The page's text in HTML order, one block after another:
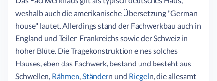
weshalb auch die amerikanische Übersetzung "German
house" lautet. Allerdings stand der Fachwerkbau auch in
England und Teilen Frankreichs sowie der Schweiz in
hoher Blüte. Die Tragekonstruktion eines solches
Hauses, eben das Fachwerk, bestand und besteht aus
Schwellen, Rähmen,Ständern und Riegeln, die allesamt